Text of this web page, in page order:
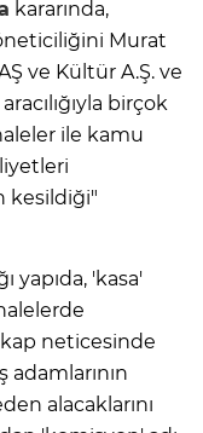
kararında,
Murat
ve Kültür A.Ş. ve
birçok
ile kamu
kesildiği"
yapıda, 'kasa'
neticesinde
alacaklarını